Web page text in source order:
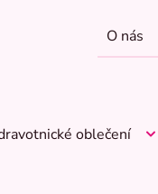
O nás
oblečení